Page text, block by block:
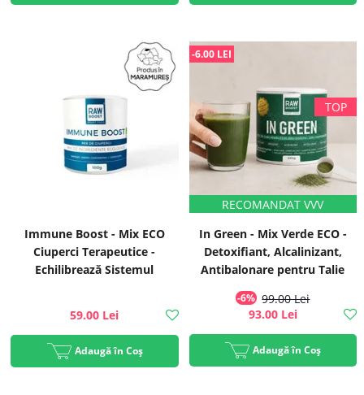
Immune Boost - Mix ECO
Ciuperci Terapeutice -
Echilibrează Sistemul
59.00 Lei
Adaugă în Coș
In Green - Mix Verde ECO -
Detoxifiant, Alcalinizant,
Antibalonare pentru Talie
Suplă, 200g, #1 Best Seller |
Rawboost
-6% 99.00 Lei
-6.00 LEI
93.00 Lei
Adaugă în Coș